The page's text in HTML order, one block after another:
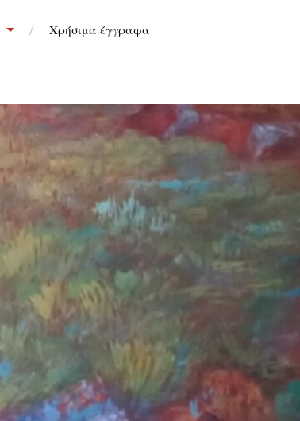
Χρήσιμα έγγραφα